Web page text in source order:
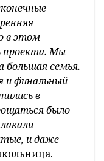
в этом
проекта. Мы
большая семья.
и финальный
в
было
и даже